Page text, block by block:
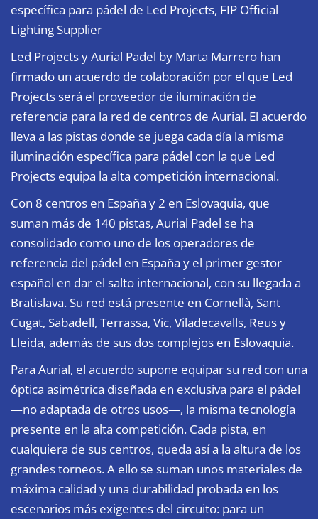
específica para pádel de Led Projects, FIP Official
Lighting Supplier
Led Projects y Aurial Padel by Marta Marrero han
firmado un acuerdo de colaboración por el que Led
Projects será el proveedor de iluminación de
referencia para la red de centros de Aurial. El acuerdo
lleva a las pistas donde se juega cada día la misma
iluminación específica para pádel con la que Led
Projects equipa la alta competición internacional.
Con 8 centros en España y 2 en Eslovaquia, que
suman más de 140 pistas, Aurial Padel se ha
consolidado como uno de los operadores de
referencia del pádel en España y el primer gestor
español en dar el salto internacional, con su llegada a
Bratislava. Su red está presente en Cornellà, Sant
Cugat, Sabadell, Terrassa, Vic, Viladecavalls, Reus y
Lleida, además de sus dos complejos en Eslovaquia.
Para Aurial, el acuerdo supone equipar su red con una
óptica asimétrica diseñada en exclusiva para el pádel
—no adaptada de otros usos—, la misma tecnología
presente en la alta competición. Cada pista, en
cualquiera de sus centros, queda así a la altura de los
grandes torneos. A ello se suman unos materiales de
máxima calidad y una durabilidad probada en los
escenarios más exigentes del circuito: para un